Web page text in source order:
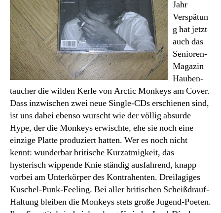
Jahr
Verspätun
g hat jetzt
auch das
Senioren-
Magazin
Hauben-
taucher die wilden Kerle von Arctic Monkeys am Cover.
Dass inzwischen zwei neue Single-CDs erschienen sind,
ist uns dabei ebenso wurscht wie der völlig absurde
Hype, der die Monkeys erwischte, ehe sie noch eine
einzige Platte produziert hatten. Wer es noch nicht
kennt: wunderbar britische Kurzatmigkeit, das
hysterisch wippende Knie ständig ausfahrend, knapp
vorbei am Unterkörper des Kontrahenten. Dreilagiges
Kuschel-Punk-Feeling. Bei aller britischen Scheißdrauf-
Haltung bleiben die Monkeys stets große Jugend-Poeten.